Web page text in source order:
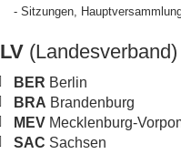
- Sitzungen,
LV (Landesverband)
BER Berlin
BRA Brandenburg
MEV Mecklenburg-
SAC Sachsen